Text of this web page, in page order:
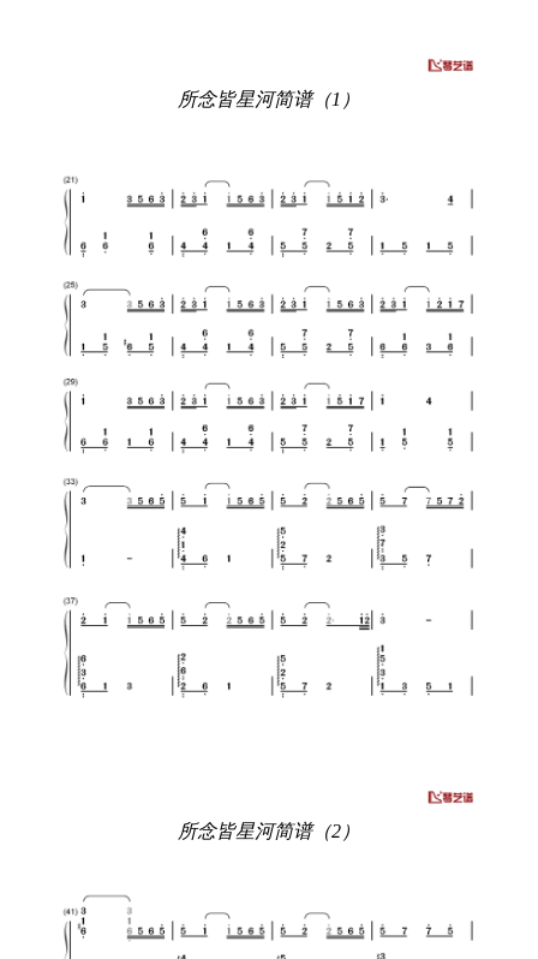
所念皆星河简谱（1）
所念皆星河简谱（2）